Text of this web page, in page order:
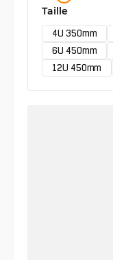
Taille
4U 350mm
6U 450mm
12U 450mm